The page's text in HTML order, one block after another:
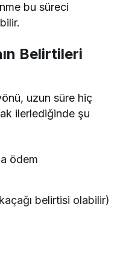
bu süreci
Belirtileri
uzun süre hiç
ilerlediğinde şu
ödem
belirtisi olabilir)